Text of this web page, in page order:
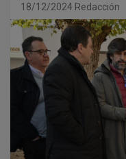
18/12/2024 Redacción